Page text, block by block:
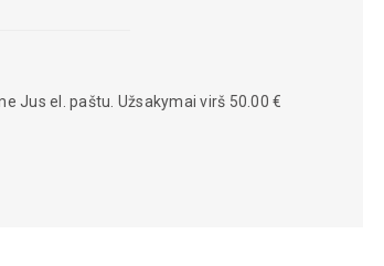
Jus el. paštu. Užsakymai virš 50.00 €